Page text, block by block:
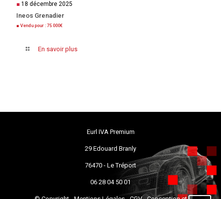
■ 18 décembre 2025
Ineos Grenadier
■ Vendu pour : 75 000€
En savoir plus
Eurl IVA Premium
29 Edouard Branly
76470 - Le Tréport
06 28 04 50 01